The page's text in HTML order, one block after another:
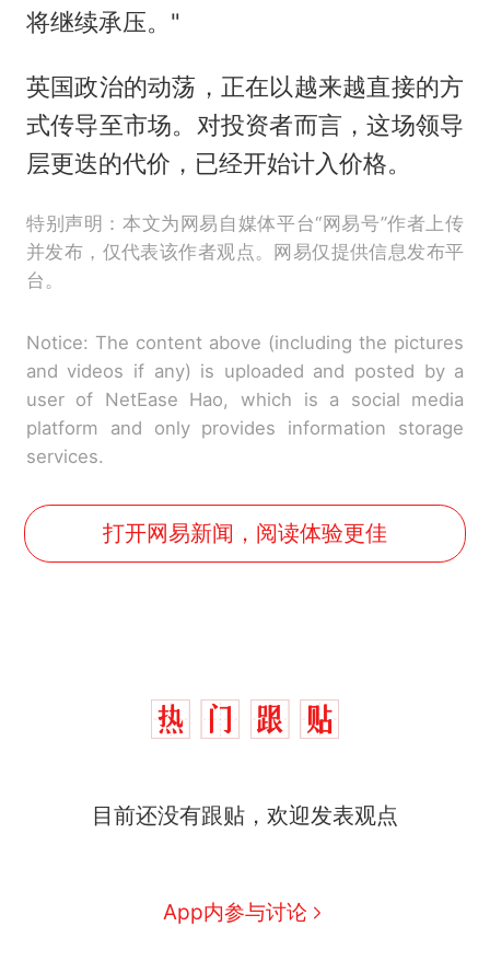
将继续承压。"
英国政治的动荡，正在以越来越直接的方
式传导至市场。对投资者而言，这场领导
层更迭的代价，已经开始计入价格。
特别声明：本文为网易自媒体平台“网易号”作者上传
并发布，仅代表该作者观点。网易仅提供信息发布平
台。
Notice: The content above (including the pictures
and videos if any) is uploaded and posted by a
user of NetEase Hao, which is a social media
platform and only provides information storage
services.
打开网易新闻，阅读体验更佳
目前还没有跟贴，欢迎发表观点
App内参与讨论
人生
新 搬家报价570元，搬到楼下